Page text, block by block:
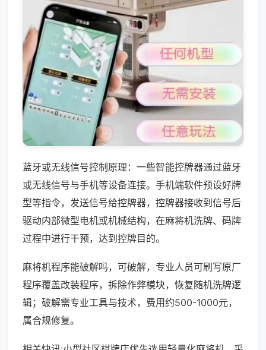
蓝牙或无线信号控制原理：一些智能控牌器通过蓝牙
或无线信号与手机等设备连接。手机端软件预设好牌
型等指令，发送信号给控牌器，控牌器接收到信号后
驱动内部微型电机或机械结构，在麻将机洗牌、码牌
过程中进行干预，达到控牌目的。
麻将机程序能破解吗，可破解，专业人员可刷写原厂
程序覆盖改装程序，拆除作弊模块，恢复随机洗牌逻
辑；破解需专业工具与技术，费用约500-1000元，
属合规修复。